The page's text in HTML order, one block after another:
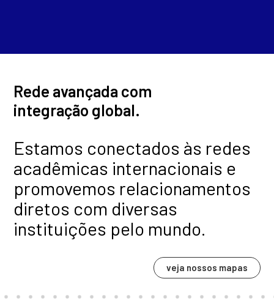
Rede avançada com
integração global.
Estamos conectados às redes
acadêmicas internacionais e
promovemos relacionamentos
diretos com diversas
instituições pelo mundo.
veja nossos mapas